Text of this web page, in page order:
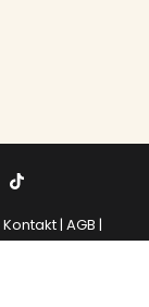
Kontakt| AGB |